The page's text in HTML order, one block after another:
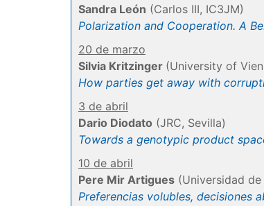
Sandra León (Carlos III, IC3JM)
Polarization and Cooperation. A
20 de marzo
Silvia Kritzinger (University of
How parties get away with
3 de abril
Dario Diodato (JRC, Sevilla)
Towards a genotypic product
10 de abril
Pere Mir Artigues (Universidad de
Preferencias volubles, decisiones